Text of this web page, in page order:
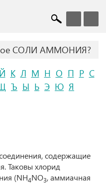
СОЛИ АММОНИЯ?
Й К Л М Н О П Р С
Ъ Ы Ь Э Ю Я
содержащие
Таковы хлорид
(NH4NO3, аммиачная